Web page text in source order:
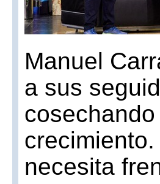
Manuel
a sus
necesita